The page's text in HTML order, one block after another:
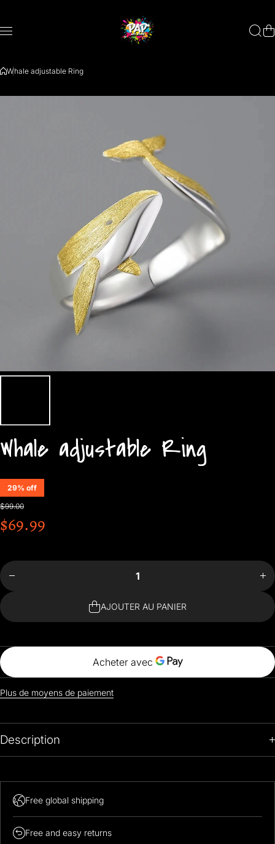
Whale adjustable Ring
Whale adjustable Ring
29% off
$99.00
$69.99
adjustable
la
AJOUTER AU PANIER
Plus de moyens de paiement
Description
Free global shipping
Free and easy returns